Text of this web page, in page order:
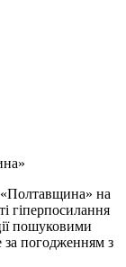
«Полтавщина» на
гіперпосилання
пошуковими
погодженням з